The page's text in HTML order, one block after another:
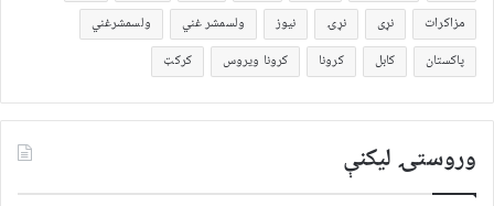
مزاکرات
نړی نړۍ نیوز ولسمشر غني
ولسمشرغني
پاکستان
کابل کرونا کرونا ویروس کرکټ
وروستۍ ليکنې